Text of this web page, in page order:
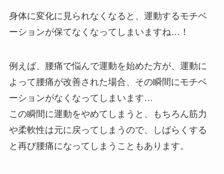
身体に変化に見られなくなると、運動するモチベ
ーションが保てなくなってしまいますね…！
例えば、腰痛で悩んで運動を始めた方が、運動に
よって腰痛が改善された場合、その瞬間にモチベ
ーションがなくなってしまいます…
この瞬間に運動をやめてしまうと、もちろん筋力
や柔軟性は元に戻ってしまうので、しばらくする
と再び腰痛になってしまうこともあります。